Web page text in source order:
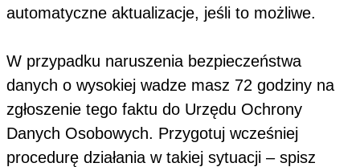
automatyczne aktualizacje, jeśli to możliwe.
W przypadku naruszenia bezpieczeństwa
danych o wysokiej wadze masz 72 godziny na
zgłoszenie tego faktu do Urzędu Ochrony
Danych Osobowych. Przygotuj wcześniej
procedurę działania w takiej sytuacji – spisz